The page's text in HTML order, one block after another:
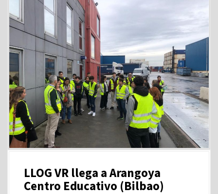
LLOG VR llega a Arangoya
Centro Educativo (Bilbao)